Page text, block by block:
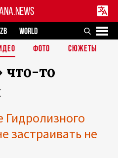
WORLD
ФОТО СЮЖЕТЫ
что-то
Гидролизного
застраивать не